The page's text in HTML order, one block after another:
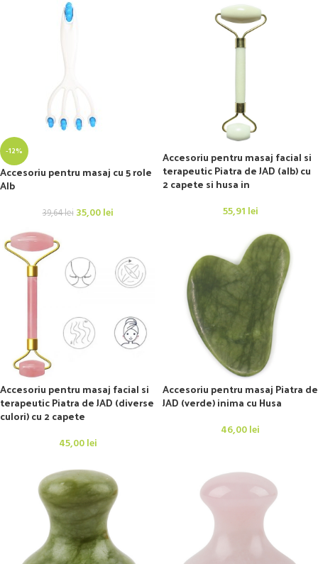
-12%
Accesoriu pentru masaj cu 5 role
Alb
39,64lei 35,00lei
Accesoriu pentru masaj facial si
terapeutic Piatra de JAD (alb) cu
2 capete si husa in
55,91 lei
Accesoriu pentru masaj facial si
terapeutic Piatra de JAD (diverse
culori) cu 2 capete
45,00lei
Accesoriu pentru masaj Piatra de
JAD (verde) inima cu Husa
46,00lei